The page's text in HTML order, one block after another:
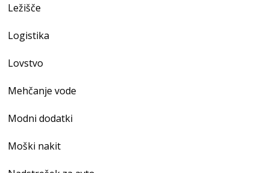
Ležišče
Logistika
Lovstvo
Mehčanje vode
Modni dodatki
Moški nakit